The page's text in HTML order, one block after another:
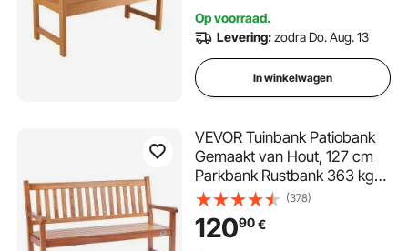
Patiobank voor tuin, park,
tuin, houtkleur
Op voorraad.
Levering:zodra Do. Aug. 13
In winkelwagen
VEVOR Tuinbank Patiobank
Gemaakt van Hout, 127 cm
Parkbank Rustbank 363 kg
Draagvermogen, 3-persoons
tuin- en parkbank met
rugleuning en armleuningen,
(378)
12090€